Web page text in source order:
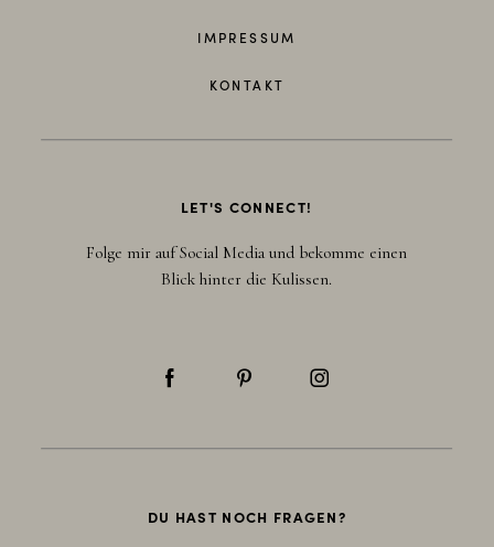
DU HAST NOCH FRAGEN?
LET'S CONNECT!
Folge mir auf Social Media und bekomme einen
Blick hinter die Kulissen.
IMPRESSUM
KONTAKT